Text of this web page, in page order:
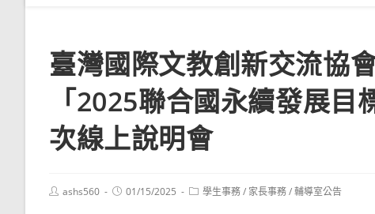
臺灣國際文教創新交流協
「2025聯合國永續發展
次線上說明會
Postashs560
Post01/15/2025
Post學生事務/ 家長事務/輔導室公告